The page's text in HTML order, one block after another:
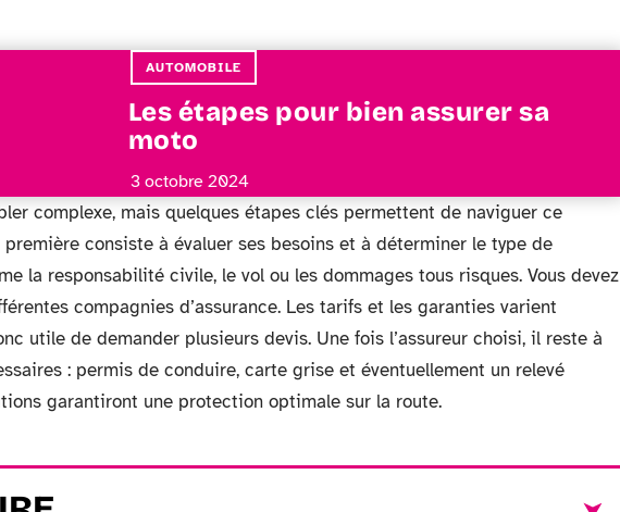
AUTOMOBILE
Les étapes pour bien assurer sa
moto
3 octobre 2024
complexe, mais quelques étapes clés permettent de naviguer ce
première consiste à évaluer ses besoins et à déterminer le type de
la responsabilité civile, le vol ou les dommages tous risques. Vous devez
compagnies d’assurance. Les tarifs et les garanties varient
utile de demander plusieurs devis. Une fois l’assureur choisi, il reste à
: permis de conduire, carte grise et éventuellement un relevé
garantiront une protection optimale sur la route.